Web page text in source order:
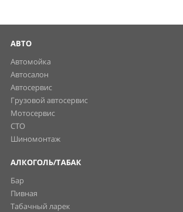
АВТО
Автомойка
Автосалон
Автосервис
Грузовой автосервис
Мотосервис
СТО
Шиномонтаж
АЛКОГОЛЬ/ТАБАК
Бар
Пивная
Табачный ларек